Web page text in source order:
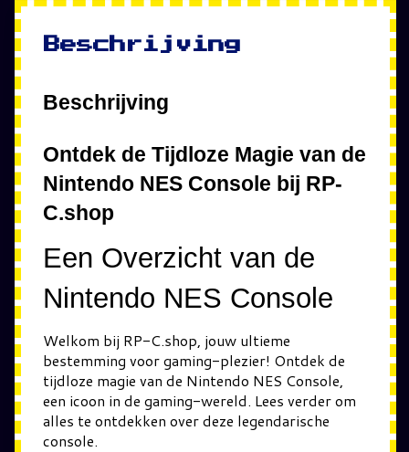
Beschrijving
Beschrijving
Ontdek de Tijdloze Magie van de
Nintendo NES Console bij RP-
C.shop
Een Overzicht van de
Nintendo NES Console
Welkom bij RP-C.shop, jouw ultieme
bestemming voor gaming-plezier! Ontdek de
tijdloze magie van de Nintendo NES Console,
een icoon in de gaming-wereld. Lees verder om
alles te ontdekken over deze legendarische
console.